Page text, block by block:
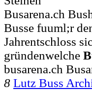
Busarena.ch
Busse fuuml;r
Jahrentschloss
gründenwelche
busarena.ch
8 Lutz Buss